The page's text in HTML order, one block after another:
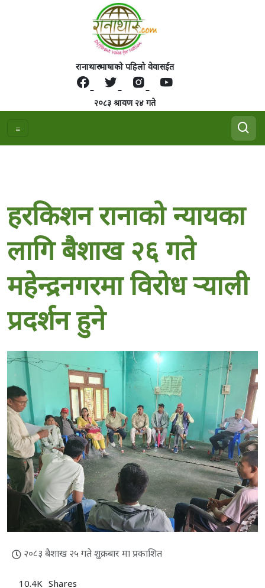
रानाथारु भाषाको पहिलो वेवासईत
२०८३ श्रावण २४ गते
हरकिशन रानाको न्यायका
लागि बैशाख २६ गते
महेन्द्रनगरमा विरोध र्‍याली
प्रदर्शन हुने
२०८३ बैशाख २५ गते शुक्रबार मा प्रकाशित
10.4K Shares